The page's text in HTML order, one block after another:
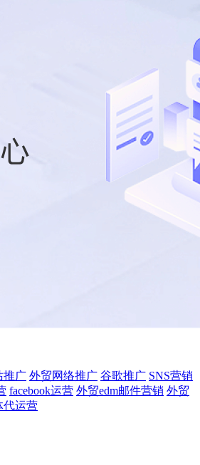
推广 外贸网络推广 谷歌推广 SNS营销
facebook运营 外贸edm邮件营销 外贸
代运营